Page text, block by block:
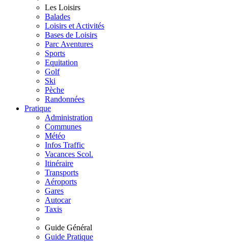
Les Loisirs
Balades
Loisirs et Activités
Bases de Loisirs
Parc Aventures
Sports
Equitation
Golf
Ski
Pèche
Randonnées
Pratique
Administration
Communes
Météo
Infos Traffic
Vacances Scol.
Itinéraire
Transports
Aéroports
Gares
Autocar
Taxis
Guide Général
Guide Pratique